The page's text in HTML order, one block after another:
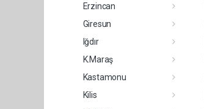
Erzincan
Giresun
Iğdır
K.Maraş
Kastamonu
Kilis